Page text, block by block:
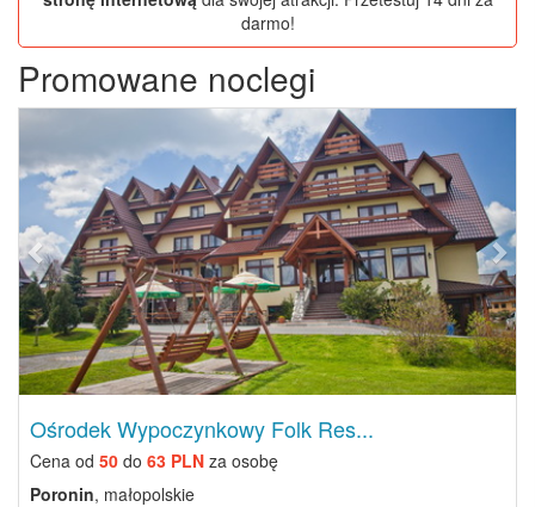
darmo!
Promowane noclegi
Ośrodek Wypoczynkowy Folk Res...
Cena od 50 do 63 PLN za osobę
Poronin, małopolskie